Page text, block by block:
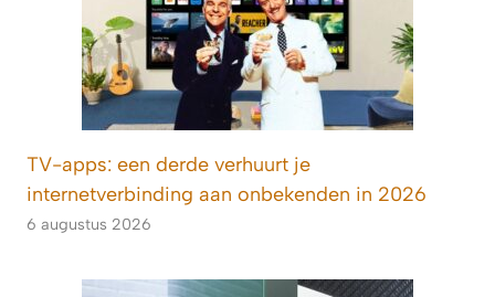
TV-apps: een derde verhuurt je
internetverbinding aan onbekenden in 2026
6 augustus 2026